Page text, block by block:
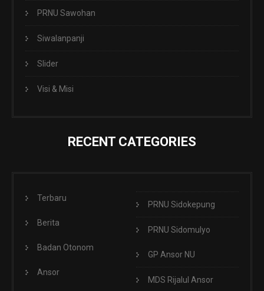
PRNU Sawohan
Siwalanpanji
Slider
Visi & Misi
RECENT CATEGORIES
Terbaru
Berita
Badan Otonom
Ansor
PRNU Sidokepung
PRNU Sidomulyo
GP Ansor NU
MDS Rijalul Ansor